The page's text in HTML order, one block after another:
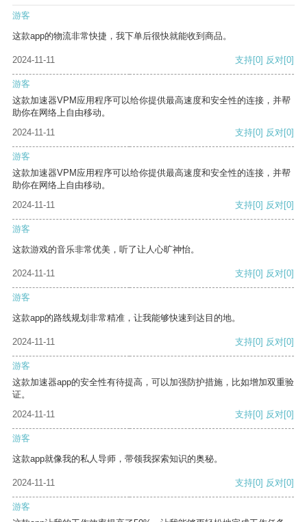
游客
这款app的物流非常快捷，我下单后很快就能收到商品。
2024-11-11 支持[0] 反对[0]
游客
这款加速器VPM应用程序可以给你提供最高速度和安全性的连接，并帮
助你在网络上自由移动。
2024-11-11
支持[0] 反对[0]
游客
这款加速器VPM应用程序可以给你提供最高速度和安全性的连接，并帮
助你在网络上自由移动。
2024-11-11
支持[0] 反对[0]
游客
这款游戏的音乐非常优美，听了让人心旷神怡。
2024-11-11 支持[0] 反对[0]
游客
这款app的路线规划非常精准，让我能够快速到达目的地。
2024-11-11 支持[0] 反对[0]
游客
这款加速器app的安全性有待提高，可以加强防护措施，比如增加双重验
证。
2024-11-11
支持[0] 反对[0]
游客
这款app就像我的私人导师，带领我探索知识的奥秘。
2024-11-11 支持[0] 反对[0]
游客